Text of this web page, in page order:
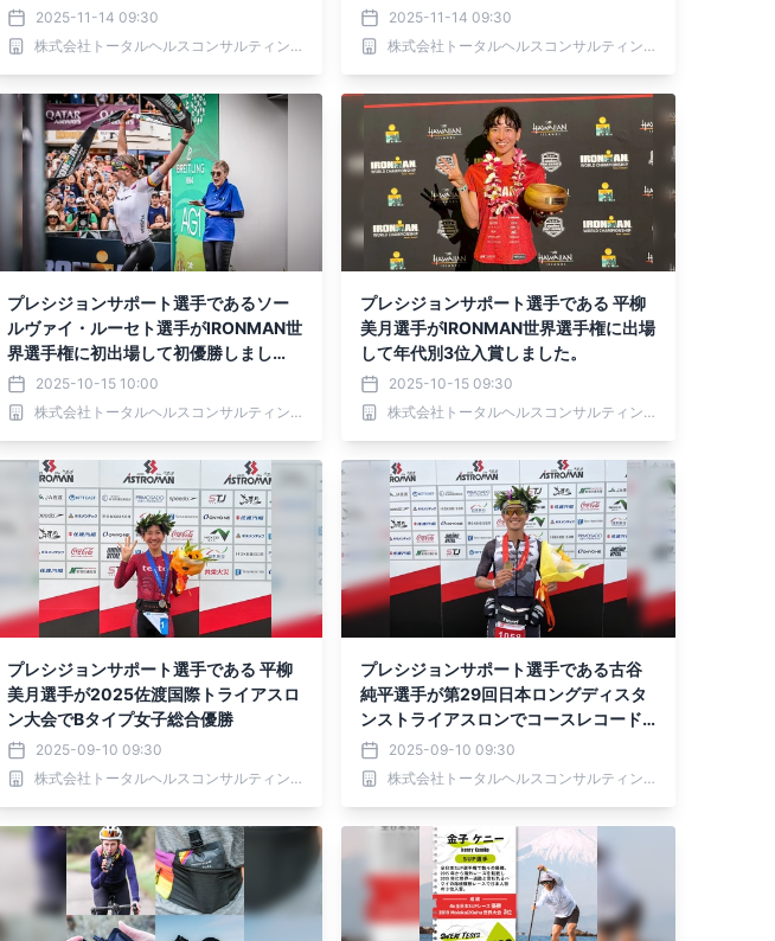
のお知らせ！
2025-11-14 09:30
株式会社トータルヘルスコンサルティング
展します。
2025-11-14 09:30
株式会社トータルヘルスコンサルティング
プレシジョンサポート選手であるソー
ルヴァイ・ルーセト選手がIRONMAN世
界選手権に初出場して初優勝しまし
た！（最年少優勝記録を39年ぶりに更
新）
2025-10-15 10:00
株式会社トータルヘルスコンサルティング
プレシジョンサポート選手である 平柳
美月選手がIRONMAN世界選手権に出場
して年代別3位入賞しました。
2025-10-15 09:30
株式会社トータルヘルスコンサルティング
プレシジョンサポート選手である 平柳
美月選手が2025佐渡国際トライアスロ
ン大会でBタイプ女子総合優勝
2025-09-10 09:30
株式会社トータルヘルスコンサルティング
プレシジョンサポート選手である古谷
純平選手が第29回日本ロングディスタ
ンストライアスロンでコースレコード
で優勝2025-09-10 09:30
株式会社トータルヘルスコンサルティング